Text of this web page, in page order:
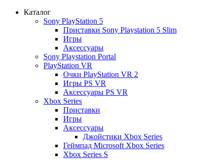
Каталог
Sony PlayStation 5
Приставки Sony Playstation 5 Slim
Игры
Аксессуары
Sony Playstation Portal
PlayStation VR
Очки PlayStation VR 2
Игры PS VR
Аксессуары PS VR
Xbox Series
Приставки
Игры
Аксессуары
Джойстики Xbox Series
Геймпад Microsoft Xbox Series
Xbox Series S